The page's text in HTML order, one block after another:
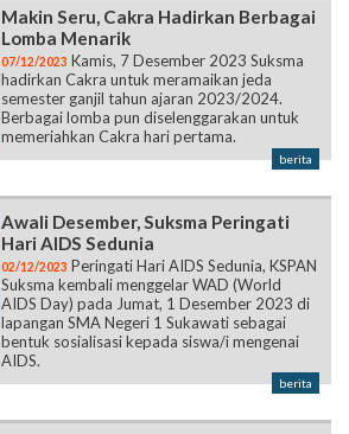
Makin Seru, Cakra Hadirkan Berbagai
Lomba Menarik
07/12/2023 Kamis, 7 Desember 2023 Suksma
hadirkan Cakra untuk meramaikan jeda
semester ganjil tahun ajaran 2023/2024.
Berbagai lomba pun diselenggarakan untuk
memeriahkan Cakra hari pertama.
berita
Awali Desember, Suksma Peringati
Hari AIDS Sedunia
02/12/2023 Peringati Hari AIDS Sedunia, KSPAN
Suksma kembali menggelar WAD (World
AIDS Day) pada Jumat, 1 Desember 2023 di
lapangan SMA Negeri 1 Sukawati sebagai
bentuk sosialisasi kepada siswa/i mengenai
AIDS.
berita